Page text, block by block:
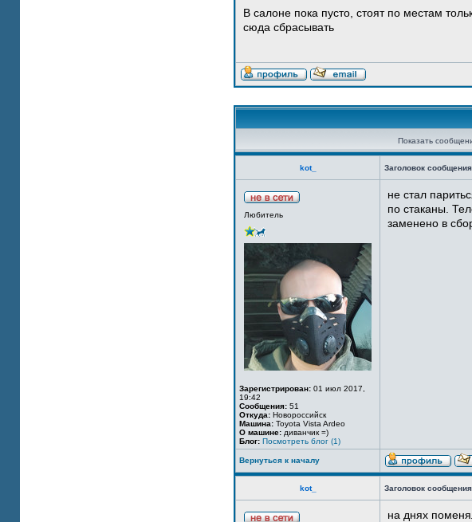
В салоне пока пусто, стоят по местам
сюда сбрасывать
Показать
kot_ Заголовок
Любитель
Зарегистрирован: 01 июл 2017,
19:42
Сообщения: 51
Откуда: Новороссийск
Машина: Toyota Vista Ardeo
О машине: диванчик =)
Блог: Посмотреть блог (1)
не стал
по стаканы.
заменено в
Вернуться к началу
kot_ Заголовок
на днях